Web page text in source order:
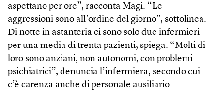
aspettano per ore”, racconta Magi. “Le
aggressioni sono all’ordine del giorno”, sottolinea.
Di notte in astanteria ci sono solo due infermieri
per una media di trenta pazienti, spiega. “Molti di
loro sono anziani, non autonomi, con problemi
psichiatrici”, denuncia l’infermiera, secondo cui
c’è carenza anche di personale ausiliario.